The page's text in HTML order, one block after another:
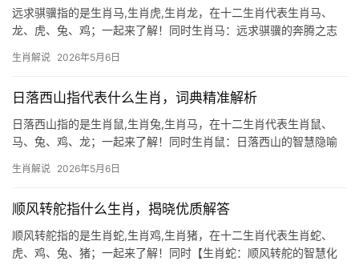
远求骐骥指的是生肖马,生肖虎,生肖龙，在十二生肖代表生肖马、
龙、虎、兔、鸡；一起来了解！同时生肖马：远求骐骥的奔腾之志
文化中，生肖马正是这一意象的化身，马自古象征奋发向上，生肖
生肖解说 2026年5月6日
日落西山指代表什么生肖，词典精准解析
日落西山指的是生肖鼠,生肖兔,生肖马，在十二生肖代表生肖鼠、
马、兔、鸡、龙；一起来了解！同时生肖鼠：日落西山的智慧隐喻
——吉凶并存，转机暗藏，民间认为“日落西山”象征运势低潮，而生
生肖解说 2026年5月6日
顺风转舵指什么生肖，揭晓优质解答
顺风转舵指的是生肖蛇,生肖鸡,生肖猪，在十二生肖代表生肖蛇、
虎、鸡、兔、猪；一起来了解！同时【生肖蛇：顺风转舵的智慧化